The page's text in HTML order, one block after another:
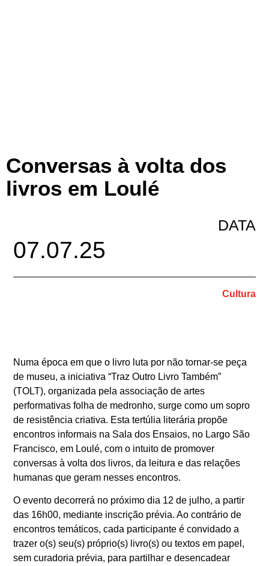
Conversas à volta dos
livros em Loulé
DATA
07.07.25
Cultura
Numa época em que o livro luta por não tornar-se peça
de museu, a iniciativa “Traz Outro Livro Também”
(TOLT), organizada pela associação de artes
performativas folha de medronho, surge como um sopro
de resistência criativa. Esta tertúlia literária propõe
encontros informais na Sala dos Ensaios, no Largo São
Francisco, em Loulé, com o intuito de promover
conversas à volta dos livros, da leitura e das relações
humanas que geram nesses encontros.
O evento decorrerá no próximo dia 12 de julho, a partir
das 16h00, mediante inscrição prévia. Ao contrário de
encontros temáticos, cada participante é convidado a
trazer o(s) seu(s) próprio(s) livro(s) ou textos em papel,
sem curadoria prévia, para partilhar e desencadear